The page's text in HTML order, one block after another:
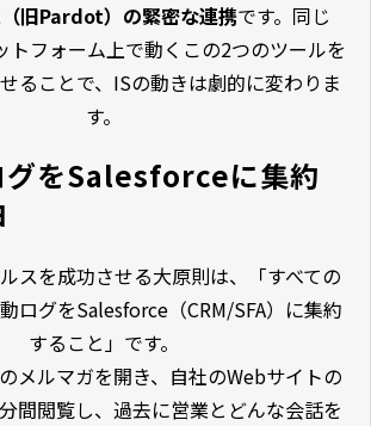
旧Pardot）の緊密な連携です。同じ
トフォーム上で動くこの2つのツールを
ることで、ISの動きは劇的に変わりま
す。
グをSalesforceに集約
スを成功させる大原則は、「すべての
ログをSalesforce（CRM/SFA）に集約
すること」です。
メルマガを開き、自社のWebサイトの
間閲覧し、過去に営業とどんな会話を